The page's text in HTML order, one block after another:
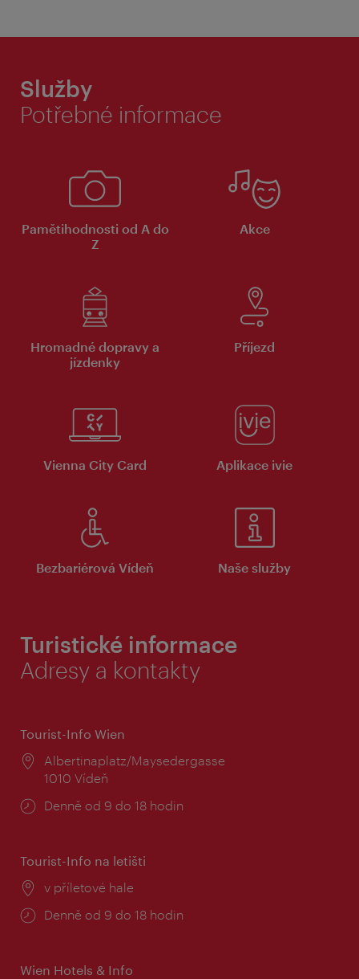
Služby
Potřebné informace
Pamětihodnosti od A do
Z
Akce
Hromadné dopravy a
jízdenky
Příjezd
Vienna City Card Aplikace ivie
Bezbariérová Vídeň Naše služby
Turistické informace
Adresy a kontakty
Tourist-Info Wien
Místo:
Albertinaplatz/Maysedergasse
1010 Vídeň
Provozní
Denně od 9 do 18 hodin
Tourist-Info na letišti
Místo:
v příletové hale
Provozní
Denně od 9 do 18 hodin
Wien Hotels & Info